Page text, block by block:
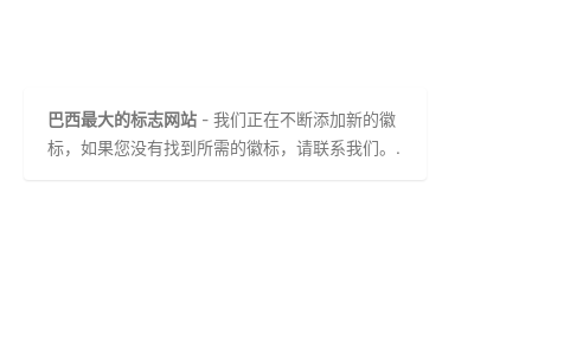
巴西最大的标志网站 - 我们正在不断添加新的徽
标，如果您没有找到所需的徽标，请联系我们。.